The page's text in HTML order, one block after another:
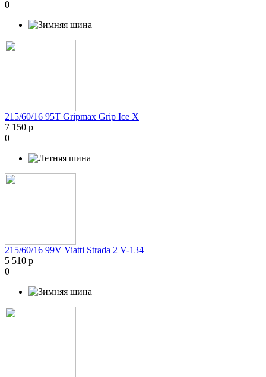
0
215/60/16 95T Gripmax Grip Ice X
7 150 р
0
215/60/16 99V Viatti Strada 2 V-134
5 510 р
0